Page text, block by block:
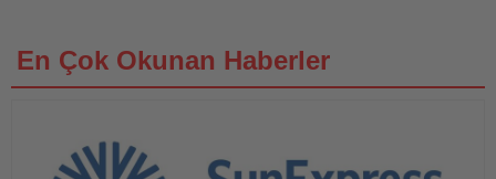
En Çok Okunan Haberler